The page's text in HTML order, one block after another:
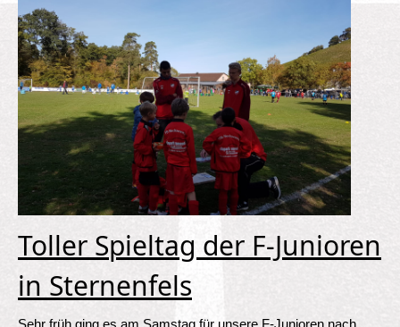
Toller Spieltag der F-Junioren
in Sternenfels